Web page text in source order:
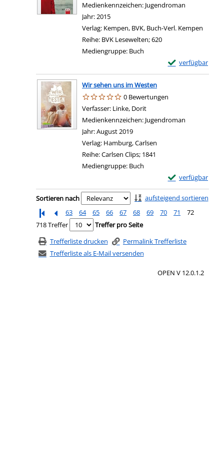
Medienkennzeichen: Jugendroman
Jahr:2015
Verlag: Kempen, BVK, Buch-Verl. Kempen
Reihe: BVK Lesewelten; 620
Mediengruppe: Buch
verfügbar
Exemplar-Details
Wir sehen uns im Westen
0 Bewertungen
Verfasser: Linke, Dorit
Medienkennzeichen: Jugendroman
Jahr:August 2019
Verlag: Hamburg, Carlsen
Reihe:Carlsen Clips; 1841
Mediengruppe: Buch
verfügbar
Exemplar-Details
Zu den Suchfiltern springen
Sortieren nach
aufsteigend sortieren
63
64 65 66 67 68 69 70 71
72
718 Treffer
Treffer pro Seite
Trefferliste drucken
Permalink Trefferliste
Trefferliste als E-Mail versenden
OPEN V 12.0.1.2